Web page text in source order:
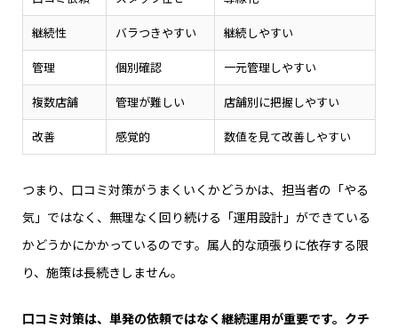
継続性 バラつきやすい 継続しやすい
管理 個別確認 一元管理しやすい
複数店舗 管理が難しい 店舗別に把握しやすい
改善 感覚的 数値を見て改善しやすい
つまり、口コミ対策がうまくいくかどうかは、担当者の「やる
気」ではなく、無理なく回り続ける「運用設計」ができている
かどうかにかかっているのです。属人的な頑張りに依存する限
り、施策は長続きしません。
口コミ対策は、単発の依頼ではなく継続運用が重要です。クチ